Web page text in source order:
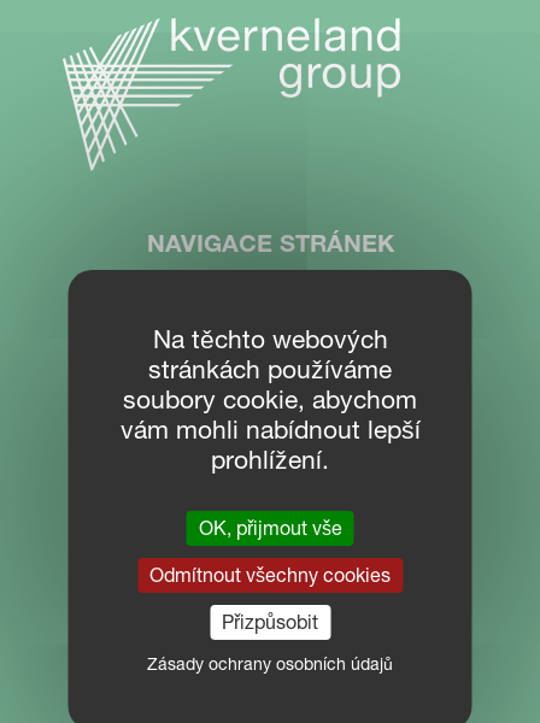
NAVIGACE STRÁNEK
Partner Portal
KONTAKT
KVG CZECH s.r.o.
Přední výrobce zemědělské techniky
Košťálkova 1527
266 01 Beroun
Česká republika
Na těchto webových
stránkách používáme
soubory cookie, abychom
vám mohli nabídnout lepší
prohlížení.
OK, přijmout vše
Odmítnout všechny cookies
Přizpůsobit
Zásady ochrany osobních údajů